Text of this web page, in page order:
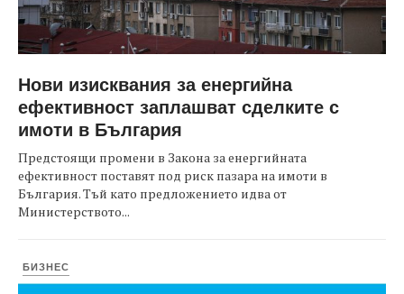
Нови изисквания за енергийна
ефективност заплашват сделките с
имоти в България
Предстоящи промени в Закона за енергийната
ефективност поставят под риск пазара на имоти в
България. Тъй като предложението идва от
Министерството...
БИЗНЕС